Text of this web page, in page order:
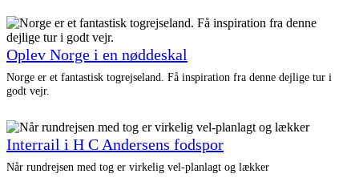
Oplev Norge i en nøddeskal
Norge er et fantastisk togrejseland. Få inspiration fra denne dejlige tur i
godt vejr.
Interrail i H C Andersens fodspor
Når rundrejsen med tog er virkelig vel-planlagt og lækker